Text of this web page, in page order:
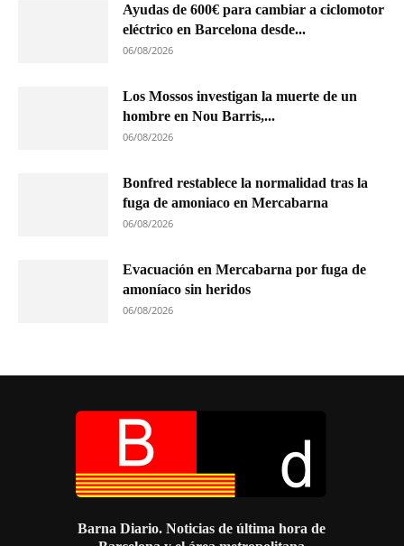
Ayudas de 600€ para cambiar a ciclomotor
eléctrico en Barcelona desde...
06/08/2026
Los Mossos investigan la muerte de un
hombre en Nou Barris,...
06/08/2026
Bonfred restablece la normalidad tras la
fuga de amoniaco en Mercabarna
06/08/2026
Evacuación en Mercabarna por fuga de
amoníaco sin heridos
06/08/2026
Barna Diario. Noticias de última hora de